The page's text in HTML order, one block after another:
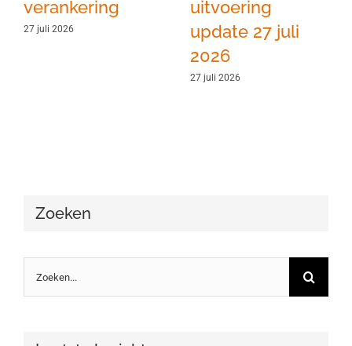
verankering
27 juli 2026
uitvoering
update 27 juli
2026
27 juli 2026
Zoeken
naar: